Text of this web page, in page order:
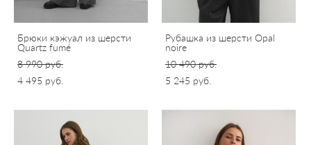
Брюки кэжуал из шерсти
Quartz fumé
8 990 pуб.
4 495 pуб.
Рубашка из шерсти Opal
noire
10 490 pуб.
5 245 pуб.